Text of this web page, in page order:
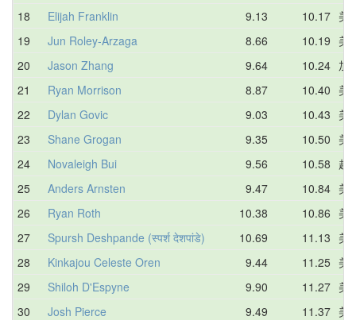
18
Elijah Franklin 9.13 10.17 美
19
Jun Roley-Arzaga 8.66 10.19 美
20
Jason Zhang 9.64 10.24 加
21
Ryan Morrison 8.87 10.40 美
22
Dylan Govic 9.03 10.43 美
23
Shane Grogan 9.35 10.50 美
24
Novaleigh Bui 9.56 10.58 越
25
Anders Arnsten 9.47 10.84 美
26
Ryan Roth 10.38 10.86 美
27
Spursh Deshpande (स्पर्श देशपांडे) 10.69 11.13 美
28
Kinkajou Celeste Oren 9.44 11.25 美
29
Shiloh D'Espyne 9.90 11.27 美
30
Josh Pierce 9.49 11.37 美